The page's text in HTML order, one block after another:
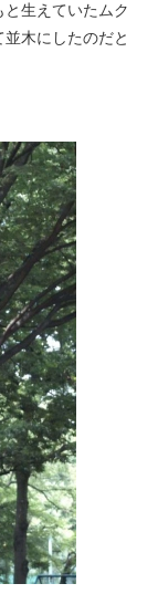
生えていたムク
木にしたのだと